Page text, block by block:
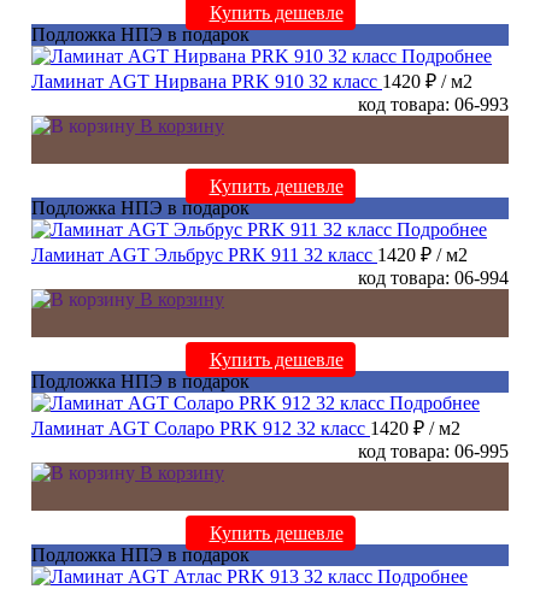
Купить дешевле
Подложка НПЭ в подарок
Подробнее
Ламинат AGT Нирвана PRK 910 32 класс 1420 ₽ / м2
код товара: 06-993
В корзину
Купить дешевле
Подложка НПЭ в подарок
Подробнее
Ламинат AGT Эльбрус PRK 911 32 класс 1420 ₽ / м2
код товара: 06-994
В корзину
Купить дешевле
Подложка НПЭ в подарок
Подробнее
Ламинат AGT Соларо PRK 912 32 класс 1420 ₽ / м2
код товара: 06-995
В корзину
Купить дешевле
Подложка НПЭ в подарок
Подробнее